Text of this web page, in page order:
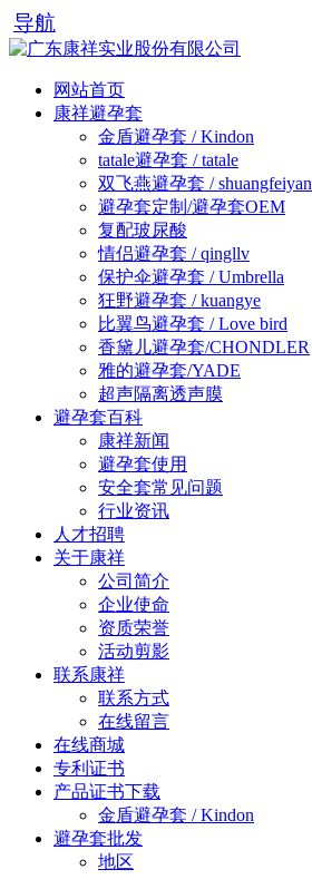
导航
网站首页
康祥避孕套
金盾避孕套 / Kindon
tatale避孕套 / tatale
双飞燕避孕套 / shuangfeiyan
避孕套定制/避孕套OEM
复配玻尿酸
情侣避孕套 / qingllv
保护伞避孕套 / Umbrella
狂野避孕套 / kuangye
比翼鸟避孕套 / Love bird
香黛儿避孕套/CHONDLER
雅的避孕套/YADE
超声隔离透声膜
避孕套百科
康祥新闻
避孕套使用
安全套常见问题
行业资讯
人才招聘
关于康祥
公司简介
企业使命
资质荣誉
活动剪影
联系康祥
联系方式
在线留言
在线商城
专利证书
产品证书下载
金盾避孕套 / Kindon
避孕套批发
地区